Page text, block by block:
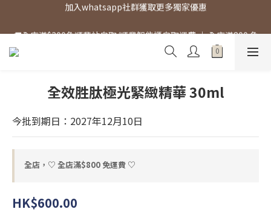
🚚全店滿$300免順豐站自取/順豐智能櫃自取運費 ｜ 全店滿800 免
全效胜肽極光緊緻精華 30ml
今批到期日：2027年12月10日
全店，♡ 全店滿$800 免運費 ♡
HK$600.00